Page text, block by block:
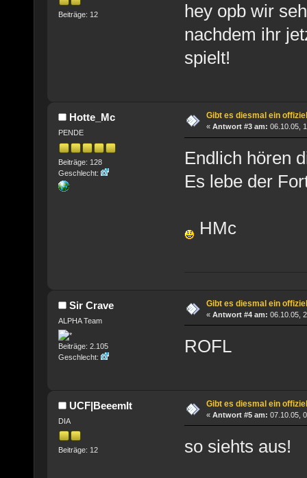
Beiträge: 12
hey opb wir
nachdem ihr
spielt!
Hotte_Mc
PENDE
Beiträge: 128
Geschlecht:
Gibt es diesmal ein
« Antwort #3 am: 06.10.05,
Endlich hören
Es lebe der
HMc
Sir Crave
ALPHA Team
Beiträge: 2.105
Geschlecht:
Gibt es diesmal ein
« Antwort #4 am: 06.10.05,
ROFL
UCF|BeeemIt
DIA
Beiträge: 12
Gibt es diesmal ein
« Antwort #5 am: 07.10.05,
so siehts aus!